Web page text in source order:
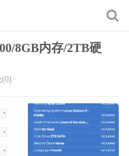
8GB内存/2TB硬
(0)